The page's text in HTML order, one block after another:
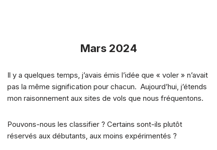
Mars 2024
Il y a quelques temps, j’avais émis l’idée que « voler » n’avait
pas la même signification pour chacun. Aujourd’hui, j’étends
mon raisonnement aux sites de vols que nous fréquentons.
Pouvons-nous les classifier ? Certains sont-ils plutôt
réservés aux débutants, aux moins expérimentés ?